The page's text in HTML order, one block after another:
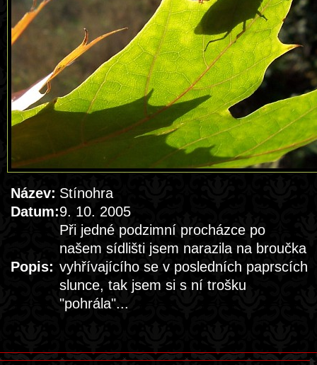
Název: Stínohra
Datum:9. 10. 2005
Popis:
Při jedné podzimní procházce po
našem sídlišti jsem narazila na broučka
vyhřívajícího se v posledních paprscích
slunce, tak jsem si s ní trošku
"pohrála"...